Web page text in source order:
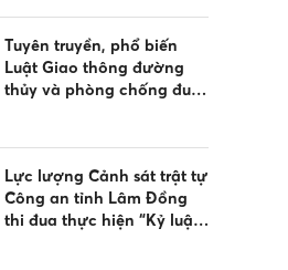
Tuyên truyền, phổ biến
Luật Giao thông đường
thủy và phòng chống đuối
Lực lượng Cảnh sát trật tự
Công an tỉnh Lâm Đồng
thi đua thực hiện “Kỷ luật